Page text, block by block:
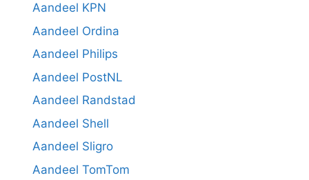
Aandeel KPN
Aandeel Ordina
Aandeel Philips
Aandeel PostNL
Aandeel Randstad
Aandeel Shell
Aandeel Sligro
Aandeel TomTom